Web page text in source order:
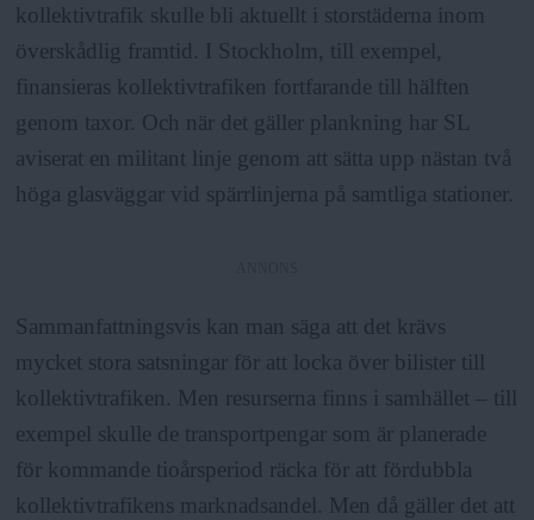
kollektivtrafik skulle bli aktuellt i storstäderna inom
överskådlig framtid. I Stockholm, till exempel,
finansieras kollektivtrafiken fortfarande till hälften
genom taxor. Och när det gäller plankning har SL
aviserat en militant linje genom att sätta upp nästan två
höga glasväggar vid spärrlinjerna på samtliga stationer.
Sammanfattningsvis kan man säga att det krävs
mycket stora satsningar för att locka över bilister till
kollektivtrafiken. Men resurserna finns i samhället – till
exempel skulle de transportpengar som är planerade
för kommande tioårsperiod räcka för att fördubbla
kollektivtrafikens marknadsandel. Men då gäller det att